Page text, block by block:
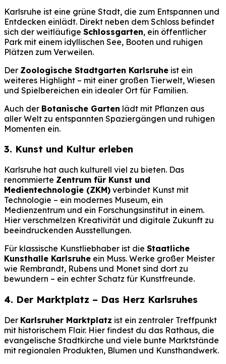
Karlsruhe ist eine grüne Stadt, die zum Entspannen und
Entdecken einlädt. Direkt neben dem Schloss befindet
sich der weitläufige Schlossgarten, ein öffentlicher
Park mit einem idyllischen See, Booten und ruhigen
Plätzen zum Verweilen.
Der Zoologische Stadtgarten Karlsruhe ist ein
weiteres Highlight – mit einer großen Tierwelt, Wiesen
und Spielbereichen ein idealer Ort für Familien.
Auch der Botanische Garten lädt mit Pflanzen aus
aller Welt zu entspannten Spaziergängen und ruhigen
Momenten ein.
3. Kunst und Kultur erleben
Karlsruhe hat auch kulturell viel zu bieten. Das
renommierte Zentrum für Kunst und
Medientechnologie (ZKM) verbindet Kunst mit
Technologie – ein modernes Museum, ein
Medienzentrum und ein Forschungsinstitut in einem.
Hier verschmelzen Kreativität und digitale Zukunft zu
beeindruckenden Ausstellungen.
Für klassische Kunstliebhaber ist die Staatliche
Kunsthalle Karlsruhe ein Muss. Werke großer Meister
wie Rembrandt, Rubens und Monet sind dort zu
bewundern – ein echter Schatz für Kunstfreunde.
4. Der Marktplatz – Das Herz Karlsruhes
Der Karlsruher Marktplatz ist ein zentraler Treffpunkt
mit historischem Flair. Hier findest du das Rathaus, die
evangelische Stadtkirche und viele bunte Marktstände
mit regionalen Produkten, Blumen und Kunsthandwerk.